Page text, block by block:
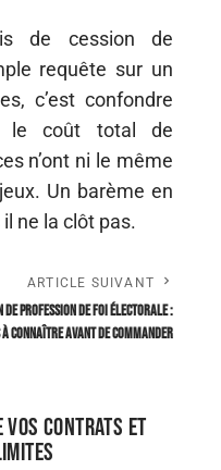
de cession de
requête sur un
c’est confondre
le coût total de
n’ont ni le même
Un barème en
ne la clôt pas.
ARTICLE SUIVANT
de profession de foi électorale :
connaître avant de commander
vos contrats et